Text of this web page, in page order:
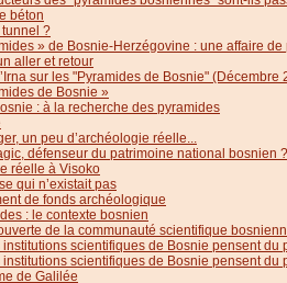
béton
?
» de Bosnie-Herzégovine : une affaire
aller et retour
sur les "Pyramides de Bosnie" (Décembre
de Bosnie »
: à la recherche des pyramides
un peu d’archéologie réelle...
défenseur du patrimoine national bosnien ?
réelle à Visoko
qui n’existait pas
de fonds archéologique
: le contexte bosnien
de la communauté scientifique
scientifiques de Bosnie pensent du
scientifiques de Bosnie pensent du
de Galilée